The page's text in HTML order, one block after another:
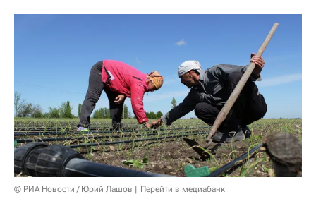
© РИА Новости / Юрий Лашов Перейти в медиабанк